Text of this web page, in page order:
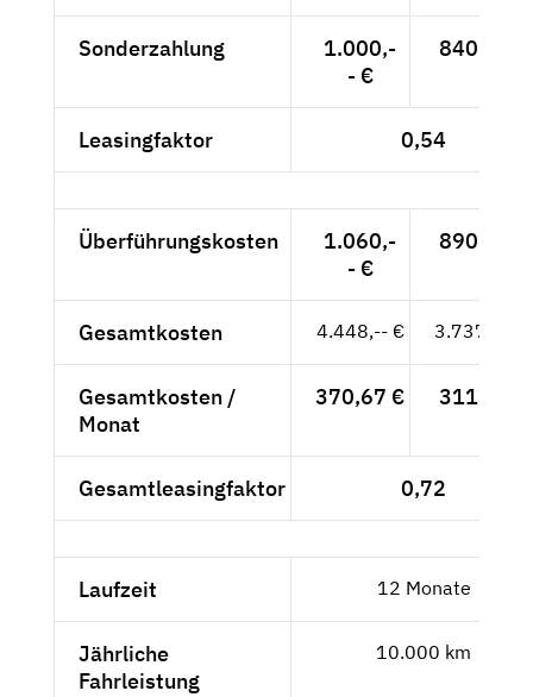
Sonderzahlung
1.000,-
- €
840,34 €
Leasingfaktor 0,54
Überführungskosten
1.060,-
- €
890,76 €
Gesamtkosten 4.448,-- € 3.737,82 €
Gesamtkosten /
Monat
370,67 € 311,48 €
Gesamtleasingfaktor 0,72
Laufzeit 12 Monate
Jährliche
Fahrleistung
10.000 km